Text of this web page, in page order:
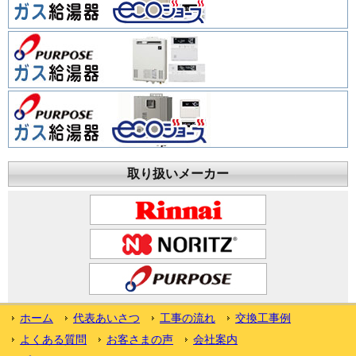
取り扱いメーカー
ホーム 代表あいさつ 工事の流れ
交換工事例
よくある質問
お客さまの声
会社案内